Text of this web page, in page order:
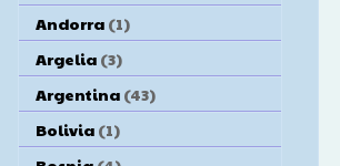
Andorra (1)
Argelia (3)
Argentina (43)
Bolivia (1)